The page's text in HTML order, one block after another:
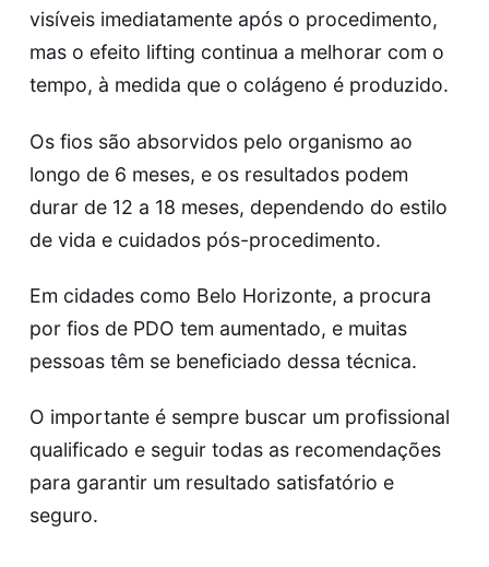
visíveis imediatamente após o procedimento,
mas o efeito lifting continua a melhorar com o
tempo, à medida que o colágeno é produzido.
Os fios são absorvidos pelo organismo ao
longo de 6 meses, e os resultados podem
durar de 12 a 18 meses, dependendo do estilo
de vida e cuidados pós-procedimento.
Em cidades como Belo Horizonte, a procura
por fios de PDO tem aumentado, e muitas
pessoas têm se beneficiado dessa técnica.
O importante é sempre buscar um profissional
qualificado e seguir todas as recomendações
para garantir um resultado satisfatório e
seguro.